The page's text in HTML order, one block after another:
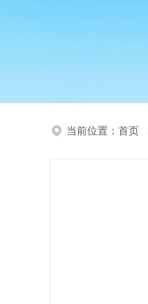
当前位置： 首页